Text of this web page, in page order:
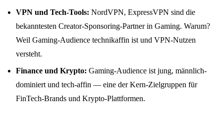
VPN und Tech-Tools: NordVPN, ExpressVPN sind die
bekanntesten Creator-Sponsoring-Partner in Gaming. Warum?
Weil Gaming-Audience technikaffin ist und VPN-Nutzen
versteht.
Finance und Krypto: Gaming-Audience ist jung, männlich-
dominiert und tech-affin — eine der Kern-Zielgruppen für
FinTech-Brands und Krypto-Plattformen.